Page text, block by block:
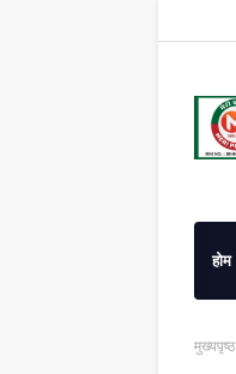
होम
मुख्यपृष्ठ